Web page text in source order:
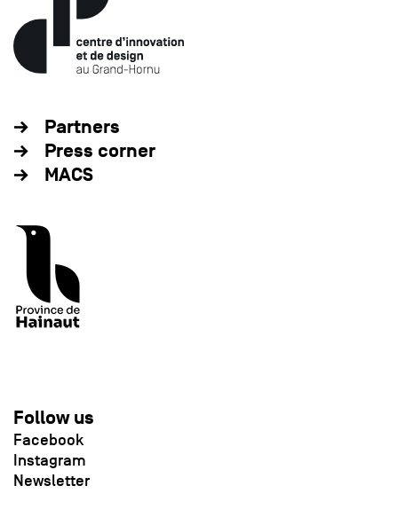
Partners
Press corner
MACS
Follow us
Facebook
Instagram
Newsletter